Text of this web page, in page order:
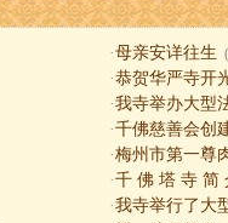
·母亲安详往生
·恭贺华严寺开
·我寺举办大型
·千佛慈善会创
·梅州市第一尊
·千 佛 塔 寺 简
·我寺举行了大